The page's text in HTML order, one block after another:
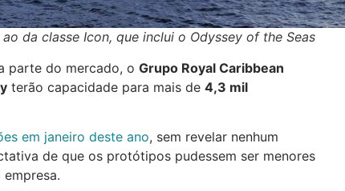
da classe Icon, que inclui o Odyssey of the Seas
parte do mercado, o Grupo Royal Caribbean
terão capacidade para mais de 4,3 mil
em janeiro deste ano, sem revelar nenhum
de que os protótipos pudessem ser menores